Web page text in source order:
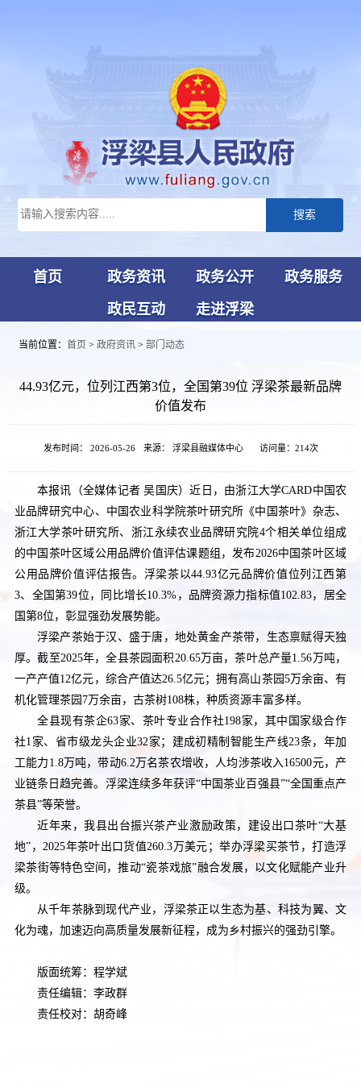
搜索
首页 政务资讯 政务公开
政务服务
政民互动
走进浮梁
当前位置： 首页 > 政府资讯 > 部门动态
44.93亿元，位列江西第3位，全国第39位 浮梁茶最新品牌
价值发布
发布时间： 2026-05-26 来源： 浮梁县融媒体中心 访问量： 214次
本报讯（全媒体记者 吴国庆）近日，由浙江大学CARD中国农
业品牌研究中心、中国农业科学院茶叶研究所《中国茶叶》杂志、
浙江大学茶叶研究所、浙江永续农业品牌研究院4个相关单位组成
的中国茶叶区域公用品牌价值评估课题组，发布2026中国茶叶区域
公用品牌价值评估报告。浮梁茶以44.93亿元品牌价值位列江西第
3、全国第39位，同比增长10.3%，品牌资源力指标值102.83，居全
国第8位，彰显强劲发展势能。
浮梁产茶始于汉、盛于唐，地处黄金产茶带，生态禀赋得天独
厚。截至2025年，全县茶园面积20.65万亩，茶叶总产量1.56万吨，
一产产值12亿元，综合产值达26.5亿元；拥有高山茶园5万余亩、有
机化管理茶园7万余亩，古茶树108株，种质资源丰富多样。
全县现有茶企63家、茶叶专业合作社198家，其中国家级合作
社1家、省市级龙头企业32家；建成初精制智能生产线23条，年加
工能力1.8万吨，带动6.2万名茶农增收，人均涉茶收入16500元，产
业链条日趋完善。浮梁连续多年获评“中国茶业百强县”“全国重点产
茶县”等荣誉。
近年来，我县出台振兴茶产业激励政策，建设出口茶叶“大基
地”，2025年茶叶出口货值260.3万美元；举办浮梁买茶节，打造浮
梁茶街等特色空间，推动“瓷茶戏旅”融合发展，以文化赋能产业升
级。
从千年茶脉到现代产业，浮梁茶正以生态为基、科技为翼、文
化为魂，加速迈向高质量发展新征程，成为乡村振兴的强劲引擎。
版面统筹：程学斌
责任编辑：李政群
责任校对：胡奇峰